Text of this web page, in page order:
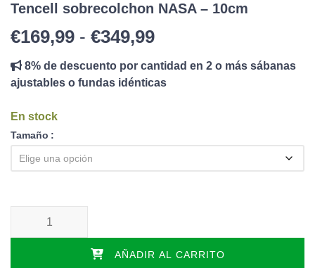
Tencell sobrecolchon NASA – 10cm
€169,99 - €349,99Rango de precios:
8% de descuento por cantidad en 2 o más sábanas
ajustables o fundas idénticas
En stock
Tamaño
AÑADIR AL CARRITO